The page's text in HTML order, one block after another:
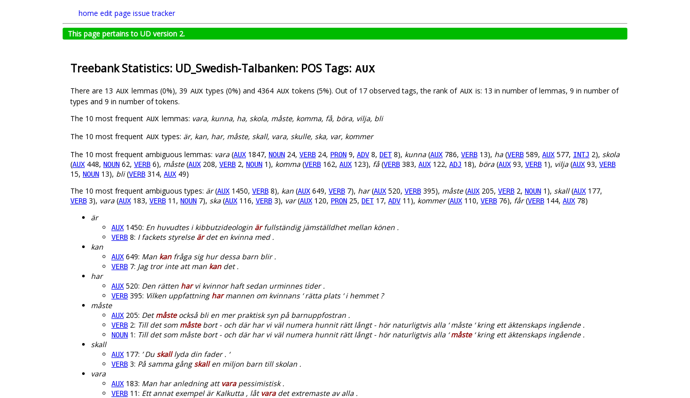
home edit page issue tracker
This page pertains to UD version 2.
Treebank Statistics: UD_Swedish-Talbanken: POS Tags: AUX
There are 13 AUX lemmas (0%), 39 AUX types (0%) and 4364 AUX tokens (5%). Out of 17 observed tags, the rank of AUX is: 13 in number of lemmas, 9 in number of
types and 9 in number of tokens.
The 10 most frequent AUX lemmas: vara, kunna, ha, skola, måste, komma, få, böra, vilja, bli
The 10 most frequent AUX types: är, kan, har, måste, skall, vara, skulle, ska, var, kommer
The 10 most frequent ambiguous lemmas: vara (AUX 1847, NOUN 24, VERB 24, PRON 9, ADV 8, DET8), kunna (AUX 786, VERB 13), ha (VERB 589, AUX 577, INTJ 2), skola
(AUX 448, NOUN 62, VERB 6), måste(AUX 208, VERB 2, NOUN 1), komma (VERB 162, AUX 123), få (VERB 383, AUX 122, ADJ 18), böra (AUX 93, VERB 1), vilja (AUX 93, VERB
15, NOUN 13), bli(VERB 314, AUX 49)
The 10 most frequent ambiguous types: är(AUX 1450, VERB 8), kan (AUX 649, VERB 7), har(AUX 520, VERB 395), måste(AUX 205, VERB 2, NOUN 1), skall(AUX 177,
VERB 3), vara (AUX 183, VERB 11, NOUN 7), ska (AUX 116, VERB 3), var(AUX 120, PRON 25, DET17, ADV 11), kommer(AUX 110, VERB 76), får(VERB 144, AUX 78)
är
AUX 1450: En huvudtes i kibbutzideologin ärfullständig jämställdhet mellan könen .
VERB 8: I fackets styrelse ärdet en kvinna med .
kan
AUX 649: Man kanfråga sig hur dessa barn blir .
VERB 7: Jag tror inte att man kandet .
har
AUX 520: Den rätten harvi kvinnor haft sedan urminnes tider .
VERB 395: Vilken uppfattning harmannen om kvinnans ‘ rätta plats ‘ i hemmet ?
måste
AUX 205: Detmåsteockså bli en mer praktisk syn på barnuppfostran .
VERB 2: Till det som måstebort - och där har vi väl numera hunnit rätt långt - hör naturligtvis alla ‘ måste ‘ kring ett äktenskaps ingående .
NOUN 1: Till det som måste bort - och där har vi väl numera hunnit rätt långt - hör naturligtvis alla ‘måste‘ kring ett äktenskaps ingående .
skall
AUX 177: ’ Duskalllyda din fader . ‘
VERB 3: På samma gångskallen miljon barn till skolan .
vara
AUX 183: Man har anledning att varapessimistisk .
VERB 11: Ett annat exempel är Kalkutta , låt varadet extremaste av alla .